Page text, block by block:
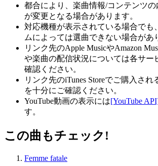
都合により、楽曲情報/コンテンツ
が変更となる場合があります。
対応機種が表示されている場合でも
ムによっては選曲できない場合があ
リンク先のApple MusicやAmazon
や楽曲の配信状況については各サー
確認ください。
リンク先のiTunes Storeでご購入さ
を十分にご確認ください。
YouTube動画の表示には[YouTube
す。
この曲もチェック!
Femme fatale